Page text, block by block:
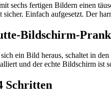
sechs fertigen Bildern einen
Einfach aufgesetzt. Der
Bildschirm-
ein Bild heraus, schaltet in
und der echte Bildschirm ist
Schritten